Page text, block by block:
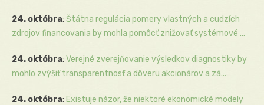
24. októbra: Štátna regulácia pomery vlastných a cudzích
zdrojov financovania by mohla pomôcť znižovať systémové ...
24. októbra: Verejné zverejňovanie výsledkov diagnostiky by
mohlo zvýšiť transparentnosť a dôveru akcionárov a zá...
24. októbra: Existuje názor, že niektoré ekonomické modely